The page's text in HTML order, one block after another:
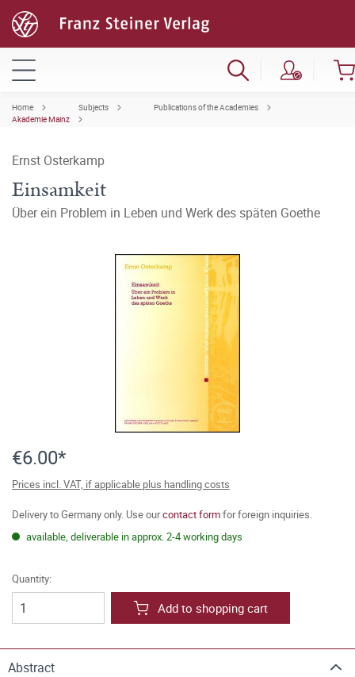
Home Subjects
Publications of the Academies
Akademie Mainz
Ernst Osterkamp
Einsamkeit
Über ein Problem in Leben und Werk des späten Goethe
€6.00*
Prices incl. VAT, if applicable plus handling costs
Delivery to Germany only. Use ourcontact formfor foreign inquiries.
available, deliverable in approx. 2-4 working days
Quantity:
Add to shopping cart
Abstract